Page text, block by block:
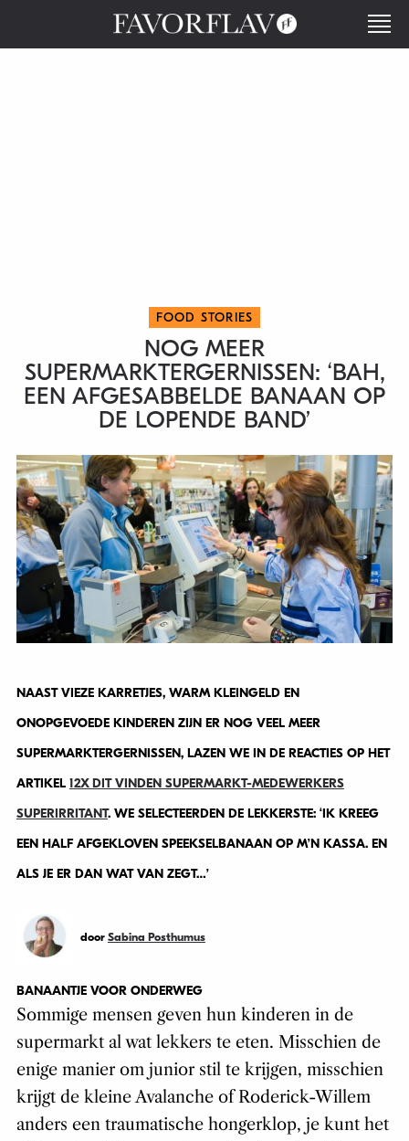
FOOD STORIES
NOG MEER
SUPERMARKTERGERNISSEN: ‘BAH,
EEN AFGESABBELDE BANAAN OP
DE LOPENDE BAND’
NAAST VIEZE KARRETJES, WARM KLEINGELD EN
ONOPGEVOEDE KINDEREN ZIJN ER NOG VEEL MEER
SUPERMARKTERGERNISSEN, LAZEN WE IN DE REACTIES OP HET
ARTIKEL 12X DIT VINDEN SUPERMARKT-MEDEWERKERS
SUPERIRRITANT. WE SELECTEERDEN DE LEKKERSTE: ‘IK KREEG
EEN HALF AFGEKLOVEN SPEEKSELBANAAN OP M’N KASSA. EN
ALS JE ER DAN WAT VAN ZEGT…’
door Sabina Posthumus
BANAANTJE VOOR ONDERWEG
Sommige mensen geven hun kinderen in de
supermarkt al wat lekkers te eten. Misschien de
enige manier om junior stil te krijgen, misschien
krijgt de kleine Avalanche of Roderick-Willem
anders een traumatische hongerklop, je kunt het